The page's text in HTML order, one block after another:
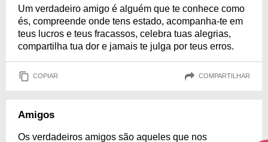
Um verdadeiro amigo é alguém que te conhece como
és, compreende onde tens estado, acompanha-te em
teus lucros e teus fracassos, celebra tuas alegrias,
compartilha tua dor e jamais te julga por teus erros.
COPIAR COMPARTILHAR
Amigos
Os verdadeiros amigos são aqueles que nos